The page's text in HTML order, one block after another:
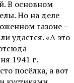
В основном
Но на деле
газоне –
удастся. «А это
1941 г.
посёлка, а вот